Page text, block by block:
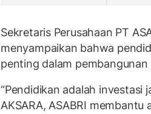
Sekretaris Perusahaan PT
menyampaikan bahwa
penting dalam
“Pendidikan adalah investasi
AKSARA, ASABRI